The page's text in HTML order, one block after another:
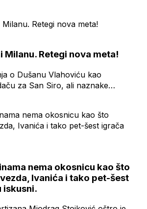
Milanu. Retegi nova meta!
o Dušanu Vlahoviću kao
za San Siro, ali naznake…
nema okosnicu kao što
Ivanića i tako pet-šest
iskusni.